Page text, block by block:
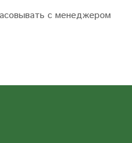
с менеджером